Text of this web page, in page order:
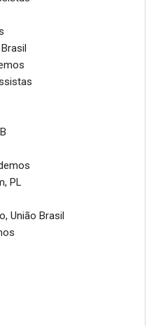
PL
União Brasil